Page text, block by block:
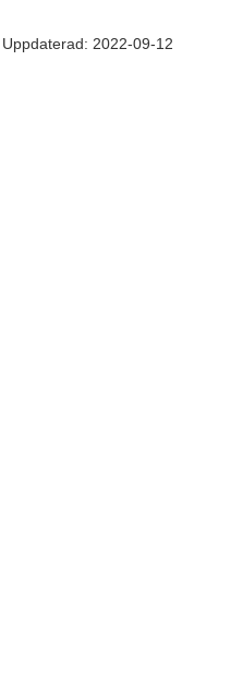
Uppdaterad: 2022-09-12